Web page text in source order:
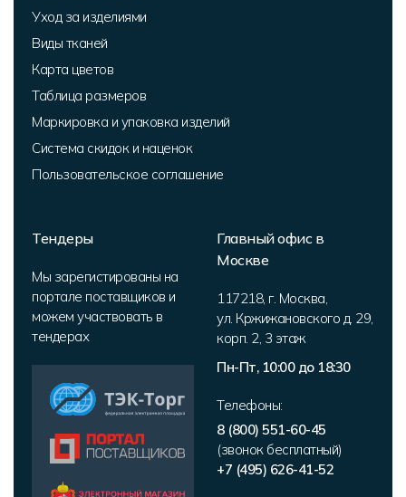
Уход за изделиями
Виды тканей
Карта цветов
Таблица размеров
Маркировка и упаковка изделий
Система скидок и наценок
Пользовательское соглашение
Тендеры
Мы зарегистированы на
портале поставщиков и
можем участвовать в
тендерах
Главный офис в
Москве
117218, г. Москва
ул. Кржижановского д. 29,
корп. 2 3 этаж
Пн-Пт, 10:00 до 18:30
Телефоны:
8 (800) 551-60-45
(звонок бесплатный)
+7 (495) 626-41-52